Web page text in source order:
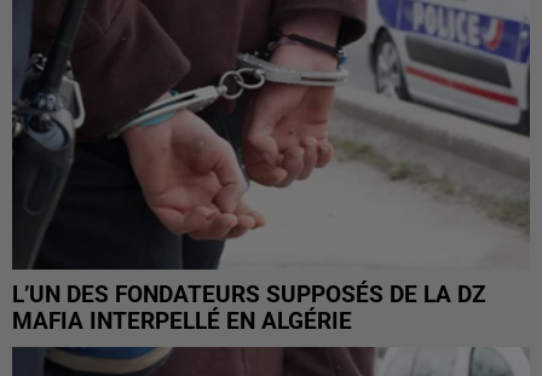
L’UN DES FONDATEURS SUPPOSÉS DE LA DZ
MAFIA INTERPELLÉ EN ALGÉRIE